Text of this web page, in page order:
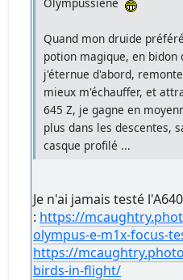
Quand mon druide
potion magique, en bidon
j'éternue d'abord,
mieux m'échauffer, et
645 Z, je gagne en
plus dans les descentes,
casque profilé ...
Je n'ai jamais testé
: https://
olympus-e-m1x-focus-
https://
birds-in-flight/